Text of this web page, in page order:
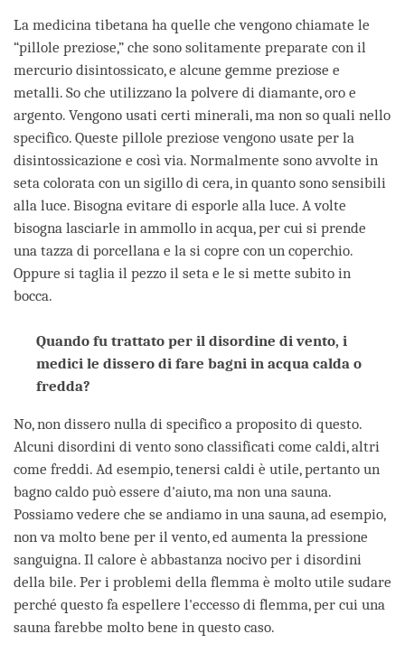
La medicina tibetana ha quelle che vengono chiamate le
“pillole preziose,” che sono solitamente preparate con il
mercurio disintossicato, e alcune gemme preziose e
metalli. So che utilizzano la polvere di diamante, oro e
argento. Vengono usati certi minerali, ma non so quali nello
specifico. Queste pillole preziose vengono usate per la
disintossicazione e così via. Normalmente sono avvolte in
seta colorata con un sigillo di cera, in quanto sono sensibili
alla luce. Bisogna evitare di esporle alla luce. A volte
bisogna lasciarle in ammollo in acqua, per cui si prende
una tazza di porcellana e la si copre con un coperchio.
Oppure si taglia il pezzo il seta e le si mette subito in
bocca.
Quando fu trattato per il disordine di vento, i
medici le dissero di fare bagni in acqua calda o
fredda?
No, non dissero nulla di specifico a proposito di questo.
Alcuni disordini di vento sono classificati come caldi, altri
come freddi. Ad esempio, tenersi caldi è utile, pertanto un
bagno caldo può essere d'aiuto, ma non una sauna.
Possiamo vedere che se andiamo in una sauna, ad esempio,
non va molto bene per il vento, ed aumenta la pressione
sanguigna. Il calore è abbastanza nocivo per i disordini
della bile. Per i problemi della flemma è molto utile sudare
perché questo fa espellere l'eccesso di flemma, per cui una
sauna farebbe molto bene in questo caso.